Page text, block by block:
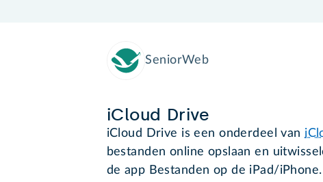
SeniorWeb
iCloud Drive
iCloud Drive is een onderdeel van
bestanden online opslaan en
de app Bestanden op de iPad/